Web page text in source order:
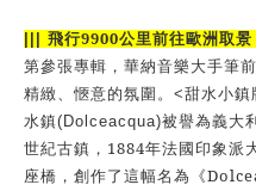
飛行9900公里前往歐洲取
第參張專輯，華納音樂大手筆
精緻、愜意的氛圍。 <甜水小鎮
水鎮(Dolceacqua)被譽為義大
世紀古鎮， 1884年法國印象派
座橋，創作了這幅名為《